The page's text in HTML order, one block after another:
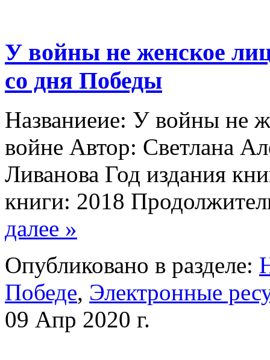
У войны не женское
со дня Победы
Названиеие: У войны не
войне Автор: Светлана
Ливанова Год издания
книги: 2018
далее »
Опубликовано в разделе:
Победе, Электронные
09 Апр 2020 г.